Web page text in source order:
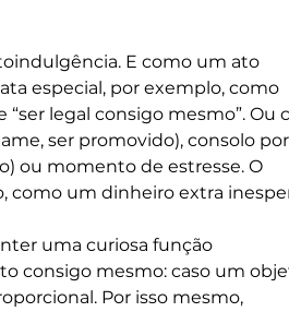
E como um ato
especial, por exemplo, como
legal consigo mesmo”. Ou
ser promovido), consolo
ou momento de estresse. O
um dinheiro extra
uma curiosa função
consigo mesmo: caso um
Por isso mesmo,